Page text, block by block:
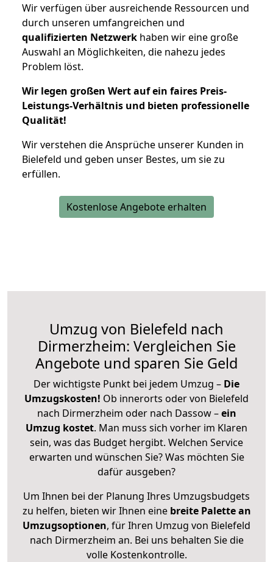
Wir verfügen über ausreichende Ressourcen und
durch unseren umfangreichen und
qualifizierten Netzwerk haben wir eine große
Auswahl an Möglichkeiten, die nahezu jedes
Problem löst.
Wir legen großen Wert auf ein faires Preis-
Leistungs-Verhältnis und bieten professionelle
Qualität!
Wir verstehen die Ansprüche unserer Kunden in
Bielefeld und geben unser Bestes, um sie zu
erfüllen.
Kostenlose Angebote erhalten
Umzug von Bielefeld nach
Dirmerzheim: Vergleichen Sie
Angebote und sparen Sie Geld
Der wichtigste Punkt bei jedem Umzug – Die
Umzugskosten! Ob innerorts oder von Bielefeld
nach Dirmerzheim oder nach Dassow –ein
Umzug kostet. Man muss sich vorher im Klaren
sein, was das Budget hergibt. Welchen Service
erwarten und wünschen Sie? Was möchten Sie
dafür ausgeben?
Um Ihnen bei der Planung Ihres Umzugsbudgets
zu helfen, bieten wir Ihnen eine breite Palette an
Umzugsoptionen, für Ihren Umzug von Bielefeld
nach Dirmerzheim an. Bei uns behalten Sie die
volle Kostenkontrolle.